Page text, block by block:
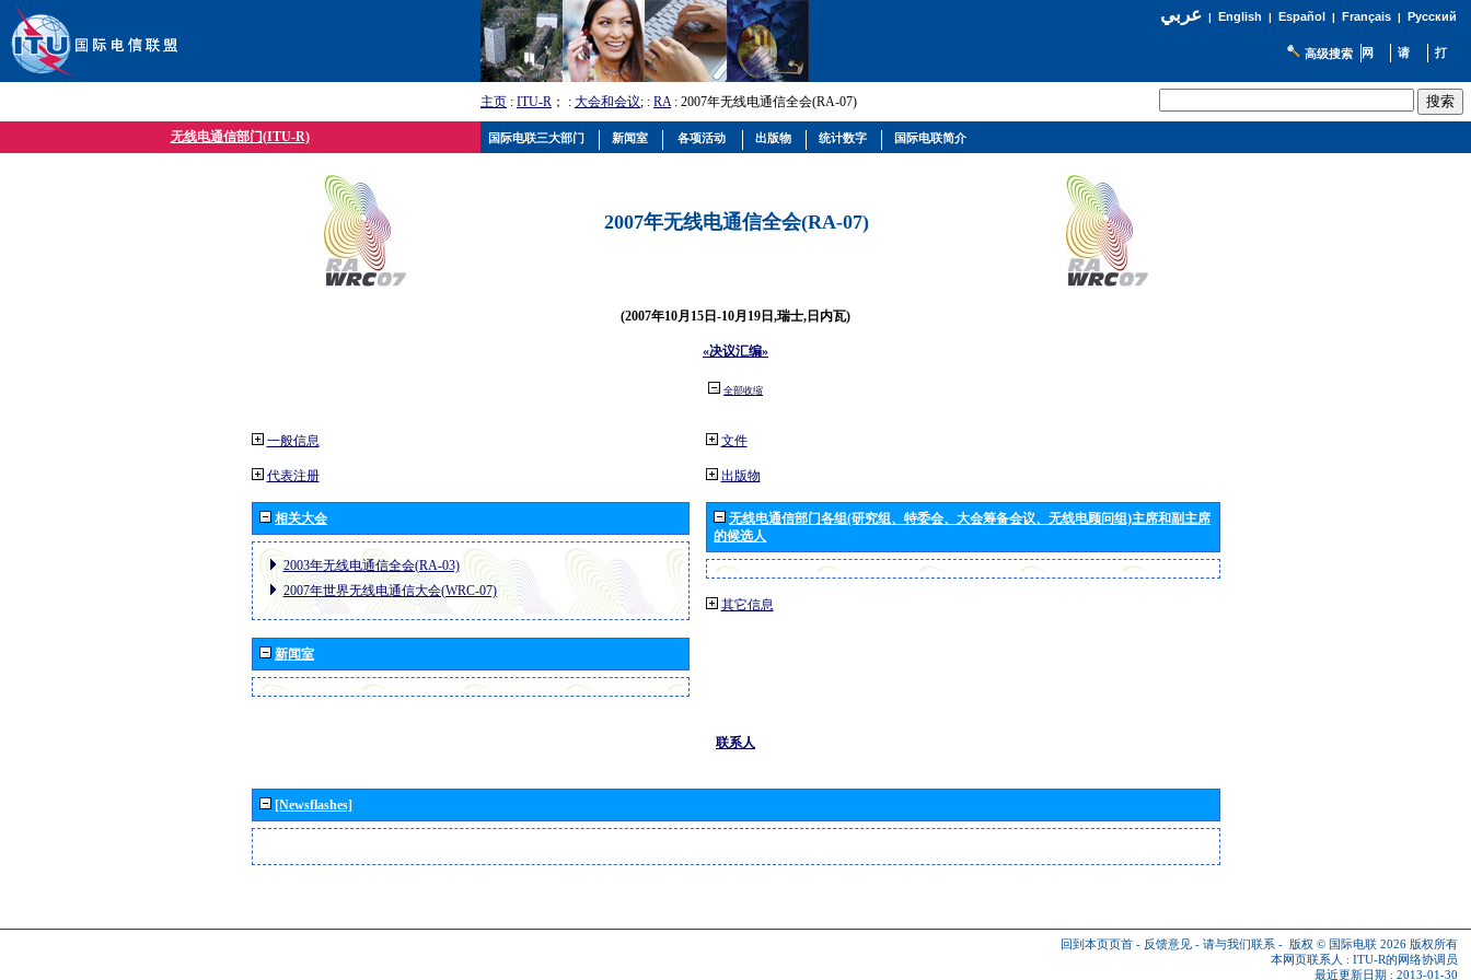
عربي| English | Español | Français| Русский
高级搜索
主页 : ITU-R ； : 大会和会议; : RA: 2007年无线电通信全会(RA-07)
无线电通信部门(ITU-R)
2007年无线电通信全会(RA-07)
(2007年10月15日-10月19日,瑞士,日内瓦)
«决议汇编»
全部收缩
一般信息
代表注册
相关大会
2003年无线电通信全会(RA-03)
2007年世界无线电通信大会(WRC-07)
新闻室
文件
出版物
无线电通信部门各组(研究组、特委会、大会筹备会议、无线电顾问组)主席和副主席
的候选人
其它信息
联系人
[Newsflashes]
回到本页页首 - 反馈意见 - 请与我们联系 - 版权 © 国际电联 2026 版权所有
本网页联系人 : ITU-R的网络协调员
最近更新日期 : 2013-01-30
国际电联三大部门 新闻室 各项活动 出版物 统计数字 国际电联简介